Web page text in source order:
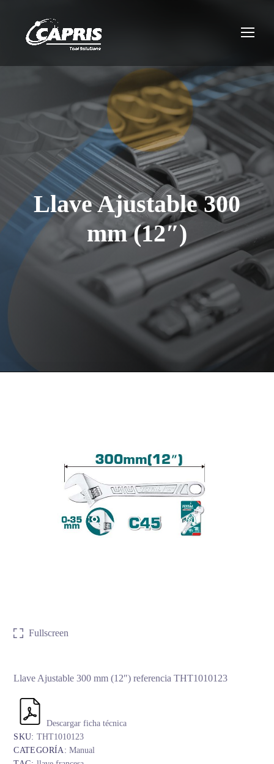
Llave Ajustable 300
mm (12″)
Fullscreen
Llave Ajustable 300 mm (12″) referencia THT1010123
Descargar ficha técnica
SKU:THT1010123
CATEGORÍA:Manual